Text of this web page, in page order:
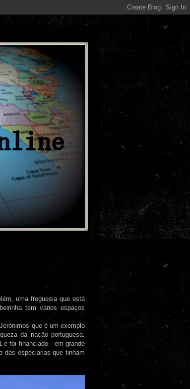
uma freguesia que está
tem vários espaços
que é um exemplo
da nação portuguesa.
e foi financiado - em grande
das especiarias que tinham